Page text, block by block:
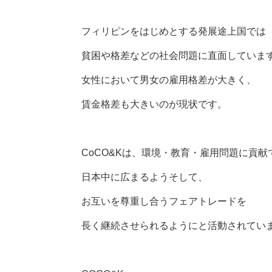
フィリピンをはじめとする発展途上国では
貧困や格差などの社会問題に直面していま
女性において男女の雇用格差が大きく、
賃金格差も大きいのが現状です。
CoCO&Kは、環境・教育・雇用問題に貢献
日本中に広まるようそして、
お互いを尊重し合うフェアトレードを
長く継続させられるようにと活動されてい